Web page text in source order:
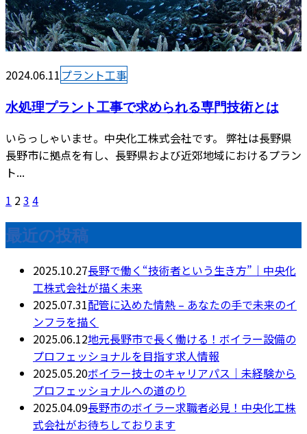
2024.06.11 プラント工事
水処理プラント工事で求められる専門技術とは
いらっしゃいませ。中央化工株式会社です。 弊社は長野県
長野市に拠点を有し、長野県および近郊地域におけるプラン
ト...
1 23 4
最近の投稿
2025.10.27長野で働く“技術者という生き方”｜中央化
工株式会社が描く未来
2025.07.31配管に込めた情熱 – あなたの手で未来のイ
ンフラを描く
2025.06.12地元長野市で長く働ける！ボイラー設備の
プロフェッショナルを目指す求人情報
2025.05.20ボイラー技士のキャリアパス｜未経験から
プロフェッショナルへの道のり
2025.04.09長野市のボイラー求職者必見！中央化工株
式会社がお待ちしております